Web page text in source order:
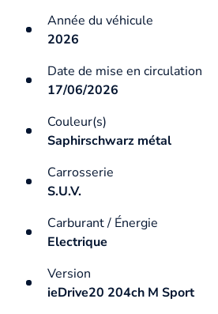
Année du véhicule
2026
Date de mise en circulation
17/06/2026
Couleur(s)
Saphirschwarz métal
Carrosserie
S.U.V.
Carburant / Énergie
Electrique
Version
ieDrive20 204ch M Sport